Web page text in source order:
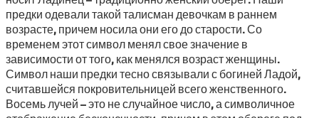
предки одевали такой талисман девочкам в раннем
возрасте, причем носила они его до старости. Со
временем этот символ менял свое значение в
зависимости от того, как менялся возраст женщины.
Символ наши предки тесно связывали с богиней Ладой,
считавшейся покровительницей всего женственного.
Восемь лучей – это не случайное число, а символичное